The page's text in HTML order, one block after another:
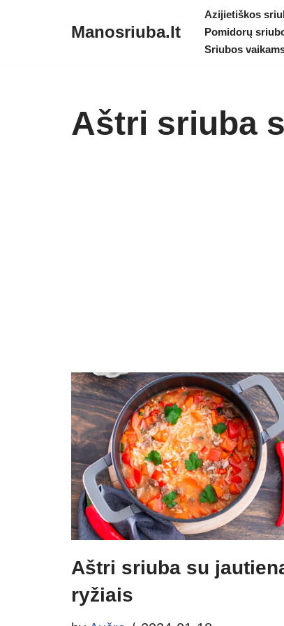
Manosriuba.lt
Azijietiškos
Pomidorų
Sriubos
Aštri sriuba
Aštri sriuba su
ryžiais